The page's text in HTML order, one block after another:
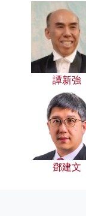
譚新強
鄧建文